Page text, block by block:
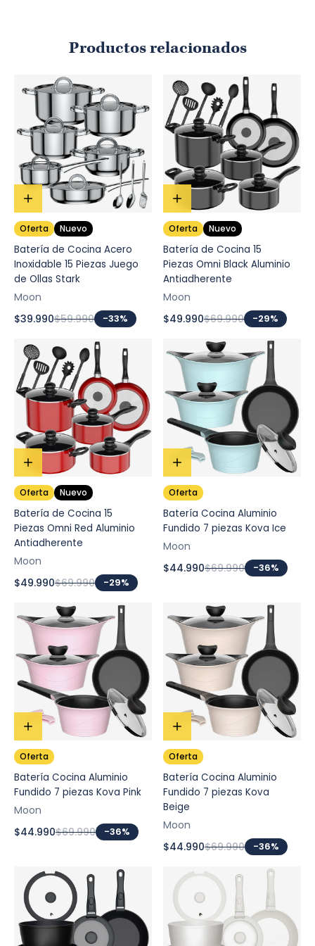
Productos relacionados
Oferta Nuevo
Batería de Cocina Acero
Inoxidable 15 Piezas Juego
de Ollas Stark
Moon
$39.990$59.990 -33%
Oferta Nuevo
Batería de Cocina 15
Piezas Omni Black Aluminio
Antiadherente
Moon
$49.990$69.990 -29%
Oferta Nuevo
Batería de Cocina 15
Piezas Omni Red Aluminio
Antiadherente
Moon
$49.990$69.990 -29%
Oferta
Batería Cocina Aluminio
Fundido 7 piezas Kova Ice
Moon
$44.990$69.990 -36%
Oferta
Batería Cocina Aluminio
Fundido 7 piezas Kova Pink
Moon
$44.990$69.990 -36%
Oferta
Batería Cocina Aluminio
Fundido 7 piezas Kova
Beige
Moon
$44.990$69.990 -36%